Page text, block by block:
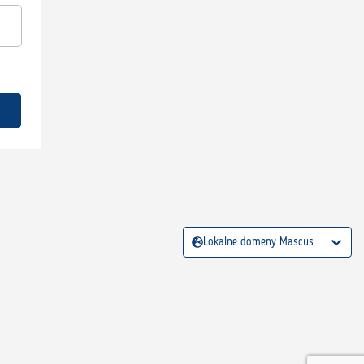
Lokalne domeny Mascus